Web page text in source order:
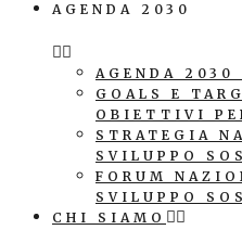
AGENDA 2030
AGENDA 2030
GOALS E
OBIETTIVI
STRATEGIA
SVILUPPO
FORUM
SVILUPPO
CHI SIAMO